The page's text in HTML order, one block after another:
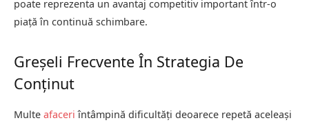
poate reprezenta un avantaj competitiv important într-o
piață în continuă schimbare.
Greșeli Frecvente În Strategia De
Conținut
Multe afaceri întâmpină dificultăți deoarece repetă aceleași